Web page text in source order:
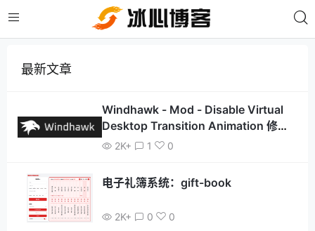
最新文章
Windhawk - Mod - Disable Virtual
Desktop Transition Animation 修复
版 2K+ 1 0
电子礼簿系统：gift-book
2K+ 0 0